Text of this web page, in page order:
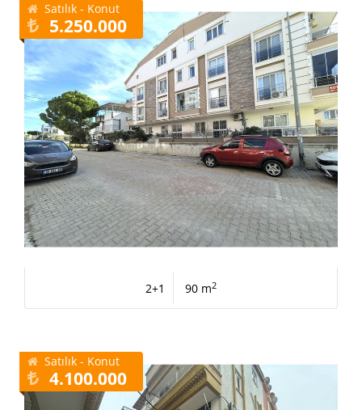
Satılık - Konut
5.250.000
2+1 90 m2
Satılık - Konut
4.100.000